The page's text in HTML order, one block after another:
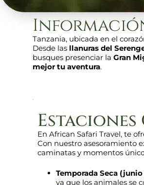
Tanzania, ubicada en el
Desde las llanuras del
busques presenciar laGran
mejor tu aventura.
En African Safari Travel, te
Con nuestro asesoramiento
caminatas y momentos
Temporada Seca
ya que los animales se